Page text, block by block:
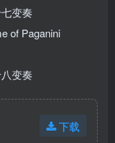
变奏
of Paganini
变奏
下载